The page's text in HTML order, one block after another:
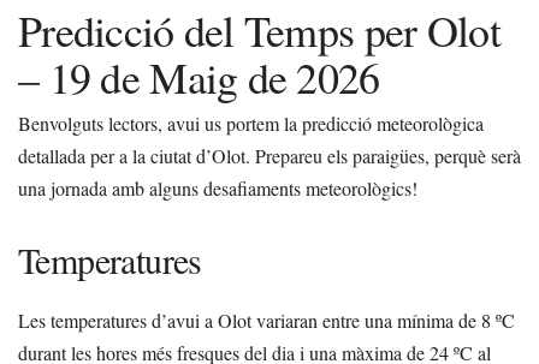
Predicció del Temps per Olot
– 19 de Maig de 2026
Benvolguts lectors, avui us portem la predicció meteorològica
detallada per a la ciutat d’Olot. Prepareu els paraigües, perquè serà
una jornada amb alguns desafiaments meteorològics!
Temperatures
Les temperatures d’avui a Olot variaran entre una mínima de 8 ºC
durant les hores més fresques del dia i una màxima de 24 ºC al